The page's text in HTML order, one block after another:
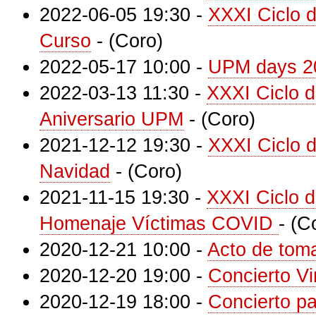
2022-06-05 19:30 - XXXI Ciclo
Curso - (Coro)
2022-05-17 10:00 - UPM days
2022-03-13 11:30 - XXXI Ciclo
Aniversario UPM - (Coro)
2021-12-12 19:30 - XXXI Ciclo
Navidad - (Coro)
2021-11-15 19:30 - XXXI Ciclo
Homenaje Víctimas COVID -
2020-12-21 10:00 - Acto de
2020-12-20 19:00 - Concierto
2020-12-19 18:00 - Concierto